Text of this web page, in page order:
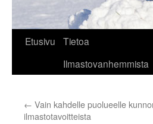
Etusivu
Tietoa
Ilmastovanhemmista
← Vain kahdelle puolueelle
ilmastotavoitteista